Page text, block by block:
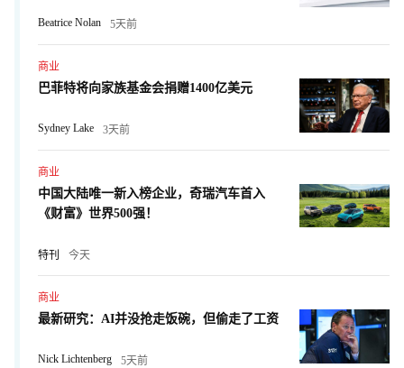
Beatrice Nolan 5天前
商业
巴菲特将向家族基金会捐赠1400亿美元
Sydney Lake 3天前
商业
中国大陆唯一新入榜企业，奇瑞汽车首入
《财富》世界500强！
特刊 今天
商业
最新研究：AI并没抢走饭碗，但偷走了工资
Nick Lichtenberg 5天前